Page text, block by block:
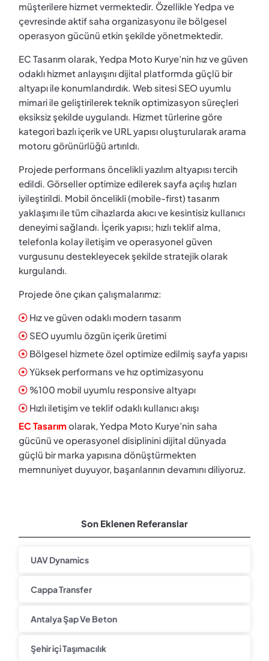
müşterilere hizmet vermektedir. Özellikle Yedpa ve
çevresinde aktif saha organizasyonu ile bölgesel
operasyon gücünü etkin şekilde yönetmektedir.
EC Tasarım olarak, Yedpa Moto Kurye’nin hız ve güven
odaklı hizmet anlayışını dijital platformda güçlü bir
altyapı ile konumlandırdık. Web sitesi SEO uyumlu
mimari ile geliştirilerek teknik optimizasyon süreçleri
eksiksiz şekilde uygulandı. Hizmet türlerine göre
kategori bazlı içerik ve URL yapısı oluşturularak arama
motoru görünürlüğü artırıldı.
Projede performans öncelikli yazılım altyapısı tercih
edildi. Görseller optimize edilerek sayfa açılış hızları
iyileştirildi. Mobil öncelikli (mobile-first) tasarım
yaklaşımı ile tüm cihazlarda akıcı ve kesintisiz kullanıcı
deneyimi sağlandı. İçerik yapısı; hızlı teklif alma,
telefonla kolay iletişim ve operasyonel güven
vurgusunu destekleyecek şekilde stratejik olarak
kurgulandı.
Projede öne çıkan çalışmalarımız:
Hız ve güven odaklı modern tasarım
SEO uyumlu özgün içerik üretimi
Bölgesel hizmete özel optimize edilmiş sayfa yapısı
Yüksek performans ve hız optimizasyonu
%100 mobil uyumlu responsive altyapı
Hızlı iletişim ve teklif odaklı kullanıcı akışı
EC Tasarımolarak, Yedpa Moto Kurye’nin saha
gücünü ve operasyonel disiplinini dijital dünyada
güçlü bir marka yapısına dönüştürmekten
memnuniyet duyuyor, başarılarının devamını diliyoruz.
Son Eklenen Referanslar
UAV Dynamics
Cappa Transfer
Antalya Şap Ve Beton
Şehir içi Taşımacılık